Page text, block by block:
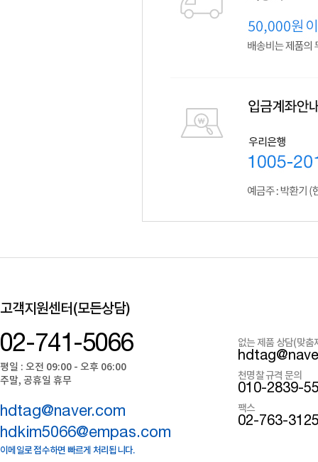
고객지원센터(모든상담)
02-741-5066
평일 : 오전 09:00 - 오후 06:00
주말, 공휴일 휴무
hdtag@naver.com
hdkim5066@empas.com
이메일로 접수하면 빠르게 처리됩니다.
없는 제품 상담(맞춤
천명찰 규격 문의
010-2839-
팩스
02-763-